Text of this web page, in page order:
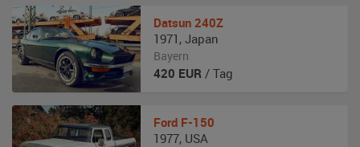
Datsun 240Z
1971 , Japan
Bayern
420 EUR / Tag
Ford F-150
1977, USA